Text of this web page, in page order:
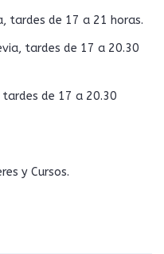
tardes de 17 a 21 horas.
tardes de 17 a 20.30
de 17 a 20.30
y Cursos.